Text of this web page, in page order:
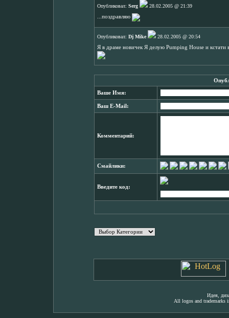
Опубликовал: Serg
28.02.2005 @ 21:39
...поздравляю
Опубликовал: Dj Mike
28.02.2005 @ 20:54
Я в драме новичек Я дeлую Pumping House и кстати
Ваше Имя:
Ваш E-Mail:
Комментарий:
Смайлики:
Введите код:
Идея,
All logos and trademarks